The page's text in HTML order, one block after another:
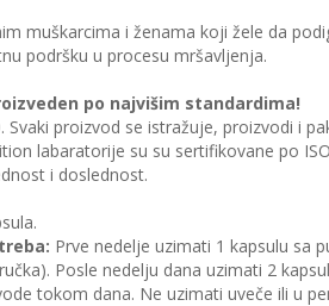
muškarcima i ženama koji žele da
podršku u procesu mršavljenja.
po najvišim standardima!
Svaki proizvod se istražuje, proizvodi i
labaratorije su su sertifikovane po
i doslednost.
Prve nedelje uzimati 1 kapsulu sa
Posle nedelju dana uzimati 2
tokom dana. Ne uzimati uveče ili u